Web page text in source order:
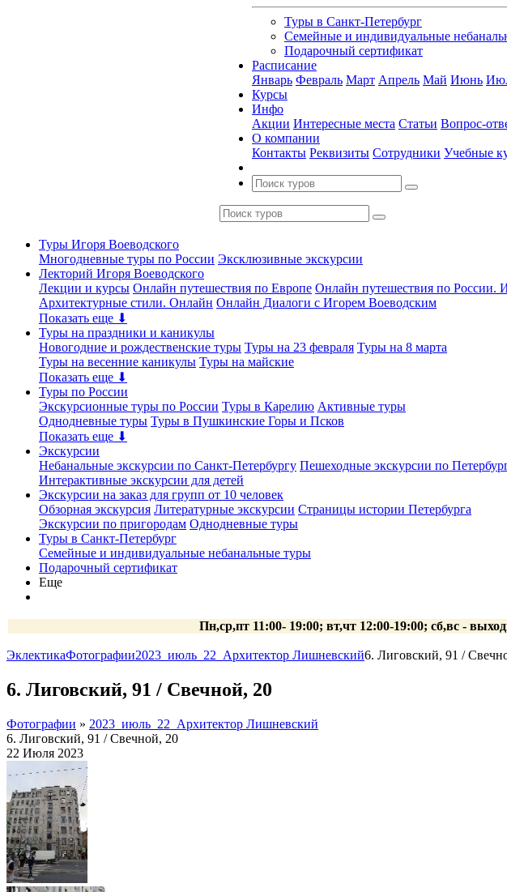
Туры в Санкт-Петербург
Семейные и индивидуальные
Подарочный сертификат
Расписание
Январь Февраль Март Апрель Май Июнь
Курсы
Инфо
Акции Интересные места Статьи Вопрос-
О компании
Контакты Реквизиты Сотрудники Учебные
Туры Игоря Воеводского
Многодневные туры по России Эксклюзивные экскурсии
Лекторий Игоря Воеводского
Лекции и курсы Онлайн путешествия по Европе Онлайн путешествия по России.
Архитектурные стили. Онлайн Онлайн Диалоги с Игорем Воеводским
Показать еще ⬇
Туры на праздники и каникулы
Новогодние и рождественские туры Туры на 23 февраля Туры на 8 марта
Туры на весенние каникулы Туры на майские
Показать еще ⬇
Туры по России
Экскурсионные туры по России Туры в Карелию Активные туры
Однодневные туры Туры в Пушкинские Горы и Псков
Показать еще ⬇
Экскурсии
Небанальные экскурсии по Санкт-Петербургу Пешеходные экскурсии по
Интерактивные экскурсии для детей
Экскурсии на заказ для групп от 10 человек
Обзорная экскурсия Литературные экскурсии Страницы истории Петербурга
Экскурсии по пригородам Однодневные туры
Туры в Санкт-Петербург
Семейные и индивидуальные небанальные туры
Подарочный сертификат
Еще
Пн,ср,пт 11:00- 19:00; вт,чт 12:00-19:00; сб,вс -
ЭклектикаФотографии2023_июль_22_Архитектор Лишневский6. Лиговский, 91 /
6. Лиговский, 91 / Свечной, 20
Фотографии » 2023_июль_22_Архитектор Лишневский
6. Лиговский, 91 / Свечной, 20
22 Июля 2023